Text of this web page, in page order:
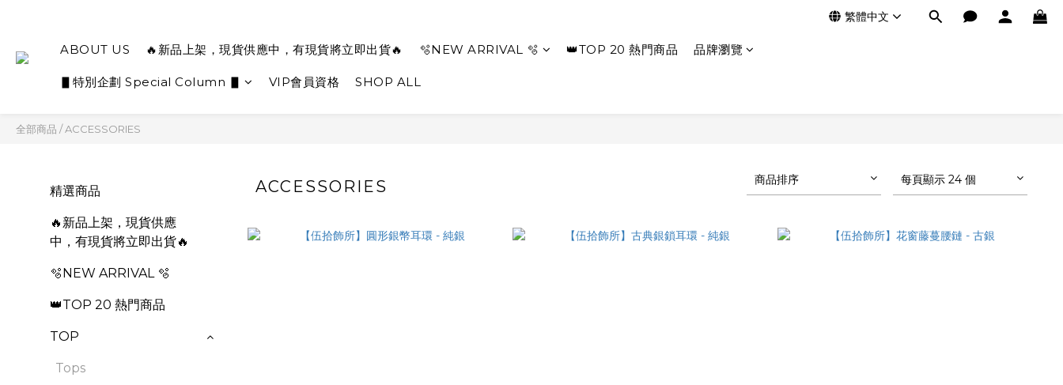
繁體中文
ABOUT US 🔥新品上架，現貨供應中，有現貨將立即出貨🔥 🫧NEW ARRIVAL 🫧 👑TOP 20 熱門商品 品牌瀏覽
▋特別企劃 Special Column ▋ VIP會員資格 SHOP ALL
全部商品 /ACCESSORIES
精選商品
🔥新品上架，現貨供應
中，有現貨將立即出貨🔥
🫧NEW ARRIVAL 🫧
👑TOP 20 熱門商品
TOP
Tops
ACCESSORIES 商品排序 每頁顯示 24 個